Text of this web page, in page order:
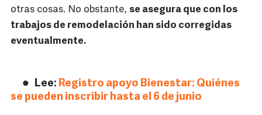
otras cosas. No obstante, se asegura que con los
trabajos de remodelación han sido corregidas
eventualmente.
Lee: Registro apoyo Bienestar: Quiénes
se pueden inscribir hasta el 6 de junio